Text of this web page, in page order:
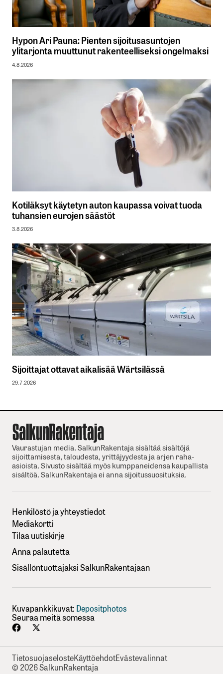
Hypon Ari Pauna: Pienten sijoitusasuntojen
ylitarjonta muuttunut rakenteelliseksi ongelmaksi
4.8.2026
Kotiläksyt käytetyn auton kaupassa voivat tuoda
tuhansien eurojen säästöt
3.8.2026
Sijoittajat ottavat aikalisää Wärtsilässä
29.7.2026
Vaurastujan media. SalkunRakentaja sisältää sisältöjä
sijoittamisesta, taloudesta, yrittäjyydesta ja arjen raha-
asioista. Sivusto sisältää myös kumppaneidensa kaupallista
sisältöä. SalkunRakentaja ei anna sijoitussuosituksia.
Henkilöstö ja yhteystiedot
Mediakortti
Tilaa uutiskirje
Anna palautetta
Sisällöntuottajaksi SalkunRakentajaan
Kuvapankkikuvat: Depositphotos
Seuraa meitä somessa
TietosuojaselosteKäyttöehdotEvästevalinnat
© 2026 SalkunRakentaja